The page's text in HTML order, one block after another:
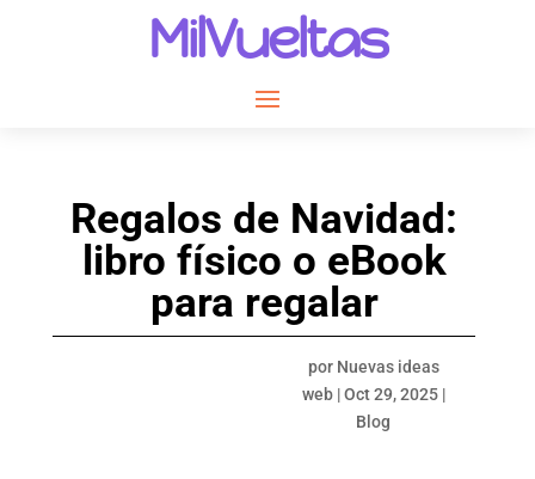
MilVueltas
Regalos de Navidad:
libro físico o eBook
para regalar
por Nuevas ideas
web|Oct 29, 2025|
Blog